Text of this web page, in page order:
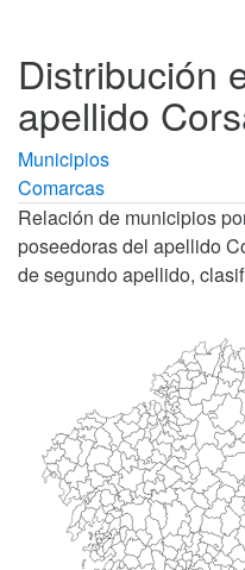
Distribución
apellido
Municipios
Comarcas
Relación de municipios
poseedoras del apellido
de segundo apellido,